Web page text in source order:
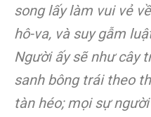
song lấy làm vui vẻ
hô-va, và suy gẫm
Người ấy sẽ như cây
sanh bông trái theo
tàn héo; mọi sự